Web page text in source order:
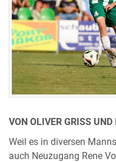
VON OLIVER GRISS
Weil es in diversen
auch Neuzugang Rene